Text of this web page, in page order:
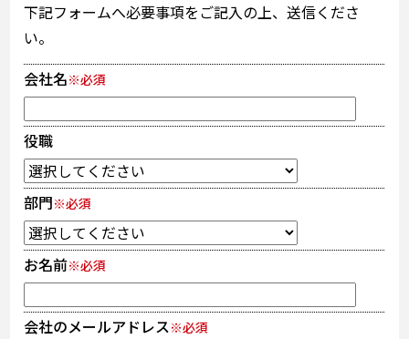
下記フォームへ必要事項をご記入の上、送信くださ
い。
会社名※必須
役職
部門※必須
お名前※必須
会社のメールアドレス※必須